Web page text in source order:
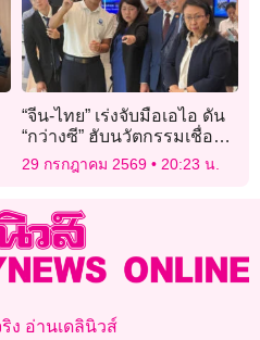
“จีน-ไทย” เร่งจับมือเอไอ ดัน
“กว่างซี” ฮับนวัตกรรมเชื่อม
อาเซียน
29 กรกฎาคม 2569 20:23 น.
ง อ่านเดลินิวส์